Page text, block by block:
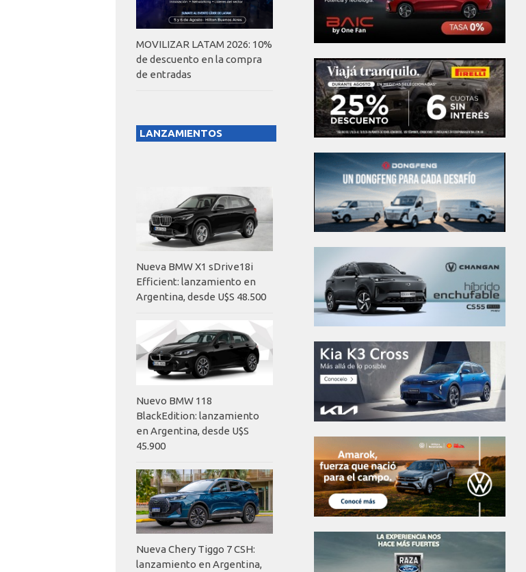
MOVILIZAR LATAM 2026: 10%
de descuento en la compra
de entradas
LANZAMIENTOS
Nueva BMW X1 sDrive18i
Efficient: lanzamiento en
Argentina, desde U$S 48.500
Nuevo BMW 118
BlackEdition: lanzamiento
en Argentina, desde U$S
45.900
Nueva Chery Tiggo 7 CSH:
lanzamiento en Argentina,